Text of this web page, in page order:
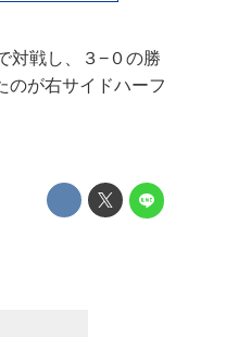
対戦し、３−０の勝
のが右サイドハーフ